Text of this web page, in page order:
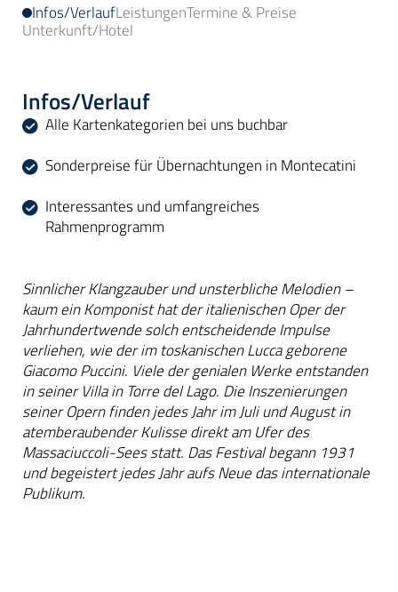
Infos/VerlaufLeistungenTermine & Preise
Unterkunft/Hotel
Infos/Verlauf
Alle Kartenkategorien bei uns buchbar
Sonderpreise für Übernachtungen in Montecatini
Interessantes und umfangreiches
Rahmenprogramm
Sinnlicher Klangzauber und unsterbliche Melodien –
kaum ein Komponist hat der italienischen Oper der
Jahrhundertwende solch entscheidende Impulse
verliehen, wie der im toskanischen Lucca geborene
Giacomo Puccini. Viele der genialen Werke entstanden
in seiner Villa in Torre del Lago. Die Inszenierungen
seiner Opern finden jedes Jahr im Juli und August in
atemberaubender Kulisse direkt am Ufer des
Massaciuccoli-Sees statt. Das Festival begann 1931
und begeistert jedes Jahr aufs Neue das internationale
Publikum.